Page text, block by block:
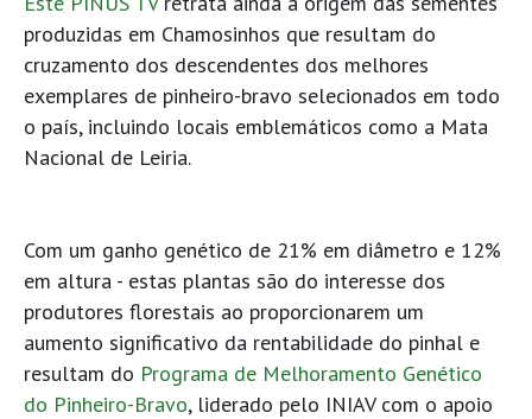
produzidas em Chamosinhos que resultam do
cruzamento dos descendentes dos melhores
exemplares de pinheiro-bravo selecionados em todo
o país, incluindo locais emblemáticos como a Mata
Nacional de Leiria.
Com um ganho genético de 21% em diâmetro e 12%
em altura - estas plantas são do interesse dos
produtores florestais ao proporcionarem um
aumento significativo da rentabilidade do pinhal e
resultam do Programa de Melhoramento Genético
do Pinheiro-Bravo, liderado pelo INIAV com o apoio